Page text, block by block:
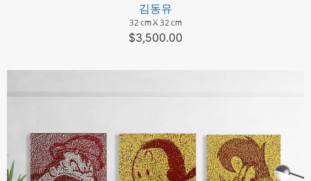
김동유
32 cm X 32 cm
$3,500.00